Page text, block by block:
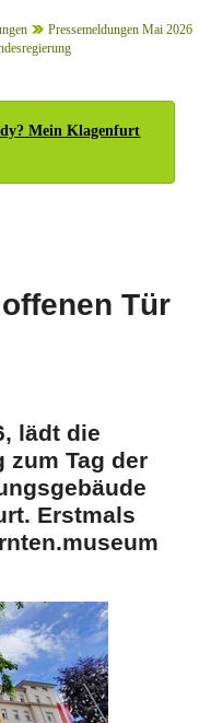
Pressemeldungen Mai 2026
Mein Klagenfurt
Tür
lädt die
zum Tag der
Erstmals